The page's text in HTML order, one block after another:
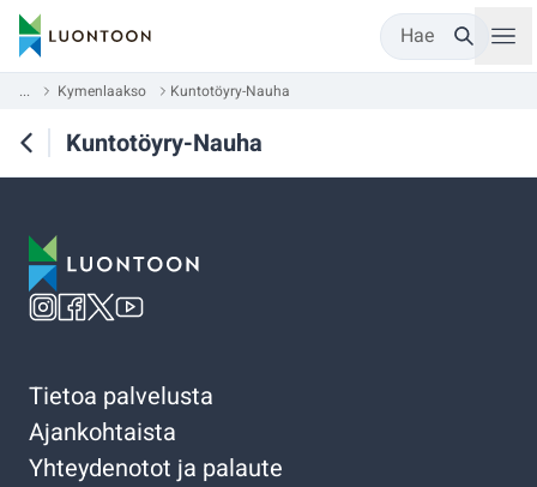
Hae
... Kymenlaakso Kuntotöyry-Nauha
Kuntotöyry-Nauha
Tietoa palvelusta
Ajankohtaista
Yhteydenotot ja palaute